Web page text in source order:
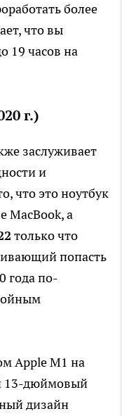
более
что вы
19 часов на
г.)
заслуживает
и
что это ноутбук
MacBook, а
только что
попасть
года по-
Apple M1 на
13-дюймовый
дизайн